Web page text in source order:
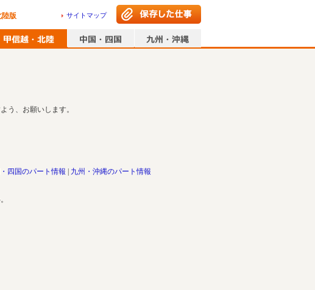
陸版 サイトマップ
う、お願いします。
四国のパート情報 九州・沖縄のパート情報